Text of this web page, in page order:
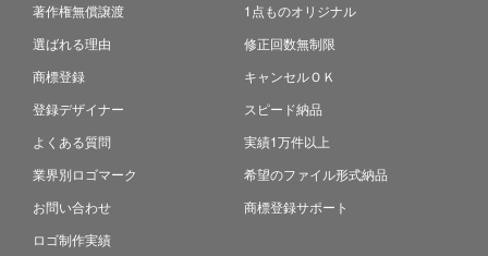
著作権無償譲渡
選ばれる理由
商標登録
登録デザイナー
よくある質問
業界別ロゴマーク
お問い合わせ
ロゴ制作実績
1点ものオリジナル
修正回数無制限
キャンセルＯＫ
スピード納品
実績1万件以上
希望のファイル形式納品
商標登録サポート